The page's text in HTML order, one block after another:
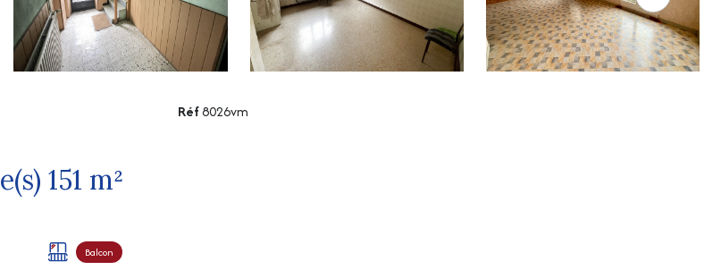
Maison 5 pièce(s) 3 chambre(s) 151 m²
Balcon
Réf8026vm